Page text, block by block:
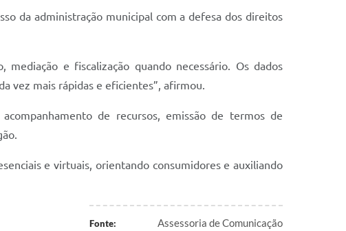
da administração municipal com a defesa dos direitos
e fiscalização quando necessário. Os dados
vez mais rápidas e eficientes”, afirmou.
de recursos, emissão de termos de
e virtuais, orientando consumidores e auxiliando
Fonte: Assessoria de Comunicação